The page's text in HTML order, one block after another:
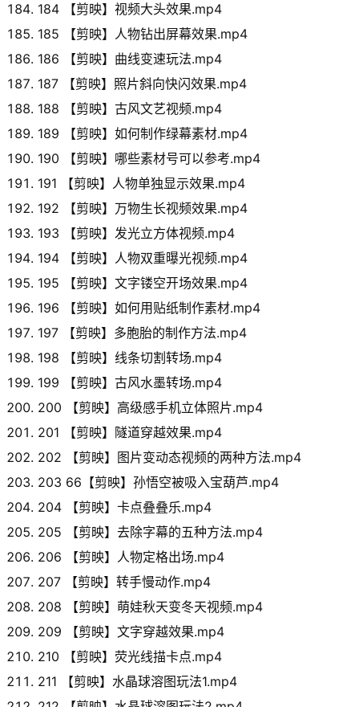
184 【剪映】视频大头效果.mp4
185 【剪映】人物钻出屏幕效果.mp4
186 【剪映】曲线变速玩法.mp4
187 【剪映】照片斜向快闪效果.mp4
188 【剪映】古风文艺视频.mp4
189 【剪映】如何制作绿幕素材.mp4
190 【剪映】哪些素材号可以参考.mp4
191 【剪映】人物单独显示效果.mp4
192 【剪映】万物生长视频效果.mp4
193 【剪映】发光立方体视频.mp4
194 【剪映】人物双重曝光视频.mp4
195 【剪映】文字镂空开场效果.mp4
196 【剪映】如何用贴纸制作素材.mp4
197 【剪映】多胞胎的制作方法.mp4
198 【剪映】线条切割转场.mp4
199 【剪映】古风水墨转场.mp4
200 【剪映】高级感手机立体照片.mp4
201 【剪映】隧道穿越效果.mp4
202 【剪映】图片变动态视频的两种方法.mp4
203 66【剪映】孙悟空被吸入宝葫芦.mp4
204 【剪映】卡点叠叠乐.mp4
205 【剪映】去除字幕的五种方法.mp4
206 【剪映】人物定格出场.mp4
207 【剪映】转手慢动作.mp4
208 【剪映】萌娃秋天变冬天视频.mp4
209 【剪映】文字穿越效果.mp4
210 【剪映】荧光线描卡点.mp4
211 【剪映】水晶球溶图玩法1.mp4